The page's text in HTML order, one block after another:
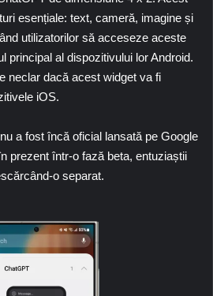
esențiale: text, cameră, imagine și
utilizatorilor să acceseze aceste
principal al dispozitivului lor Android.
neclar dacă acest widget va fi
iOS.
a fost încă oficial lansată pe Google
prezent într-o fază beta, entuziaștii
o separat.